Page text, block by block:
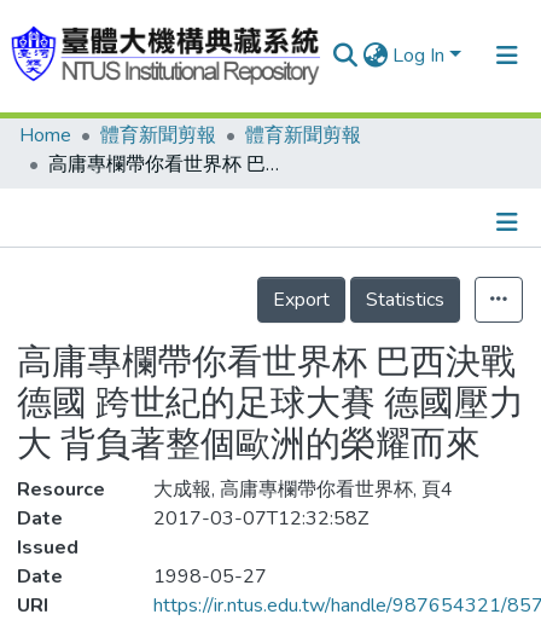
Log In
Communities & Collections
Statistics
Home 體育新聞剪報
體育新聞剪報
高庸專欄帶你看世界杯 巴西決戰德國 跨世紀的足球大賽 德國壓力大 背負著整個歐洲的榮耀而來
Details
Export
Statistics
高庸專欄帶你看世界杯 巴西決戰
德國 跨世紀的足球大賽 德國壓力
大 背負著整個歐洲的榮耀而來
Resource
大成報, 高庸專欄帶你看世界杯, 頁4
Date
Issued
2017-03-07T12:32:58Z
Date
1998-05-27
URI
https://ir.ntus.edu.tw/handle/987654321/